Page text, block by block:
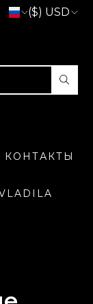
($) USD
КОНТАКТЫ